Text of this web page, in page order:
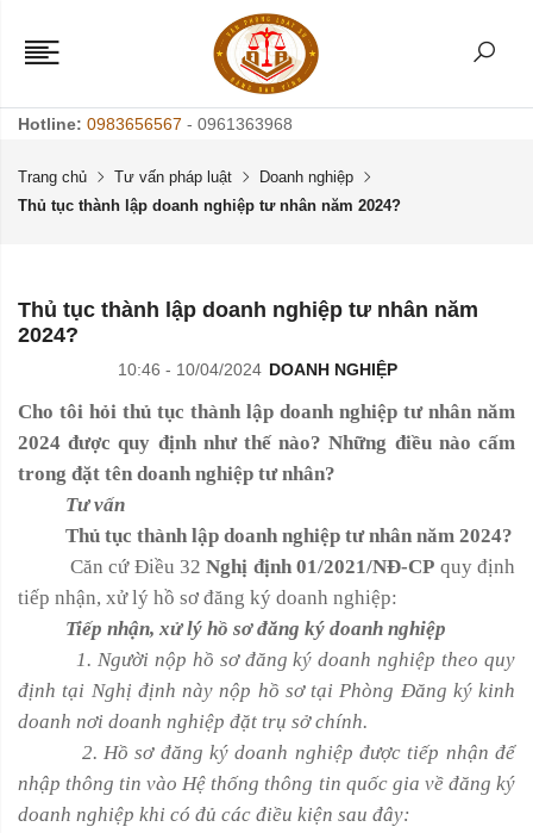
Hotline: 0983656567 - 0961363968
Trang chủ Tư vấn pháp luật
Doanh nghiệp
Thủ tục thành lập doanh nghiệp tư nhân năm 2024?
Thủ tục thành lập doanh nghiệp tư nhân năm
2024?
10:46 - 10/04/2024 DOANH NGHIỆP
Cho tôi hỏi thủ tục thành lập doanh nghiệp tư nhân năm
2024 được quy định như thế nào? Những điều nào cấm
trong đặt tên doanh nghiệp tư nhân?
Tư vấn
Thủ tục thành lập doanh nghiệp tư nhân năm 2024?
Căn cứ Điều 32Nghị định 01/2021/NĐ-CP quy định
tiếp nhận, xử lý hồ sơ đăng ký doanh nghiệp:
Tiếp nhận, xử lý hồ sơ đăng ký doanh nghiệp
1. Người nộp hồ sơ đăng ký doanh nghiệp theo quy
định tại Nghị định này nộp hồ sơ tại Phòng Đăng ký kinh
doanh nơi doanh nghiệp đặt trụ sở chính.
2. Hồ sơ đăng ký doanh nghiệp được tiếp nhận để
nhập thông tin vào Hệ thống thông tin quốc gia về đăng ký
doanh nghiệp khi có đủ các điều kiện sau đây: